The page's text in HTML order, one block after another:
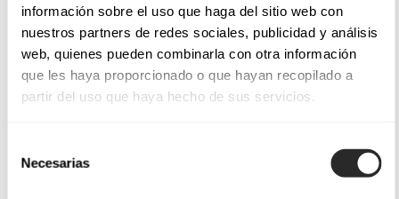
información sobre el uso que haga del sitio web con
nuestros partners de redes sociales, publicidad y análisis
web, quienes pueden combinarla con otra información
que les haya proporcionado o que hayan recopilado a
partir del uso que haya hecho de sus servicios.
Necesarias
PRENEZ RENDEZ-VOUS